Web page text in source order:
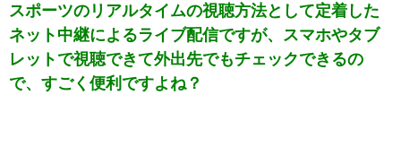
スポーツのリアルタイムの視聴方法として定着した
ネット中継によるライブ配信ですが、スマホやタブ
レットで視聴できて外出先でもチェックできるの
で、すごく便利ですよね？